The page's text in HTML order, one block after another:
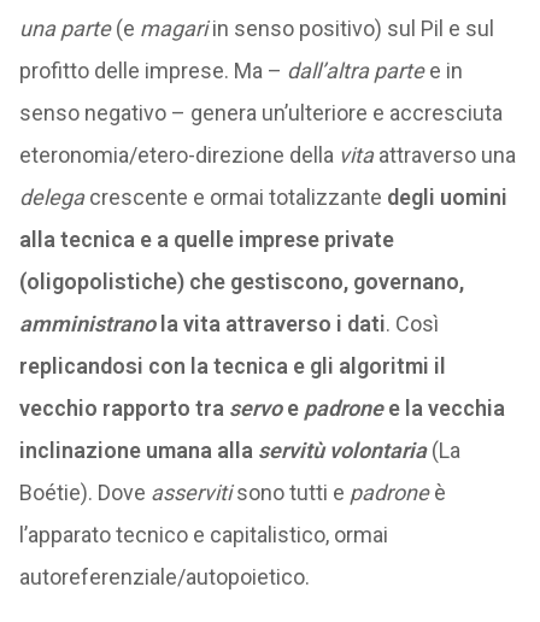
una parte(e magariin senso positivo) sul Pil e sul
profitto delle imprese. Ma – dall’altra partee in
senso negativo – genera un’ulteriore e accresciuta
eteronomia/etero-direzione della vitaattraverso una
delegacrescente e ormai totalizzante degli uomini
alla tecnica e a quelle imprese private
(oligopolistiche) che gestiscono, governano,
amministrano la vita attraverso i dati. Così
replicandosi con la tecnica e gli algoritmi il
vecchio rapporto tra servoe padronee la vecchia
inclinazione umana alla servitù volontaria (La
Boétie). Dove asservitisono tutti e padroneè
l’apparato tecnico e capitalistico, ormai
autoreferenziale/autopoietico.